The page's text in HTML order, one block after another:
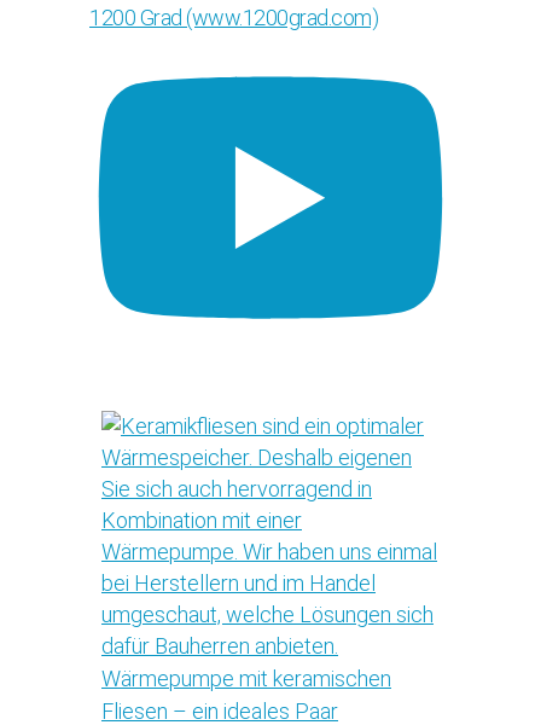
1200 Grad (www.1200grad.com)
Wärmepumpe mit keramischen
Fliesen – ein ideales Paar